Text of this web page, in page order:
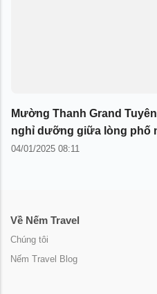
Mường Thanh Grand
nghỉ dưỡng giữa lòng phố
04/01/2025 08:11
Về Nếm Travel
Chúng tôi
Nếm Travel Blog